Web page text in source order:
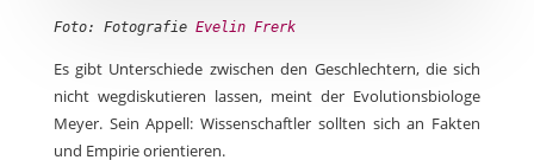
Foto: Fotografie Evelin Frerk
Es gibt Unterschiede zwischen den Geschlechtern, die sich
nicht wegdiskutieren lassen, meint der Evolutionsbiologe
Meyer. Sein Appell: Wissenschaftler sollten sich an Fakten
und Empirie orientieren.